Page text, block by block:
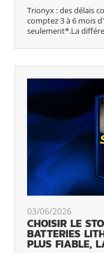
Trionyx : des délais
comptez 3 à 6 mois
seulement*.La
03/06/2026
CHOISIR LE
BATTERIES
PLUS FIABLE,